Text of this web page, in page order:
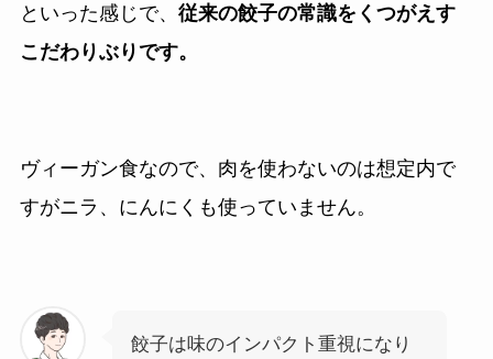
といった感じで、 従来の餃子の常識をくつがえす
こだわりぶりです。
ヴィーガン食なので、肉を使わないのは想定内で
すがニラ、にんにくも使っていません。
餃子は味のインパクト重視になり